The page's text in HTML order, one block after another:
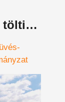
töltik